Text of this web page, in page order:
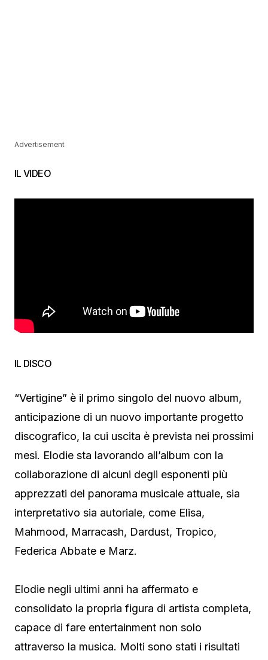
Advertisement
IL VIDEO
IL DISCO
“Vertigine” è il primo singolo del nuovo album,
anticipazione di un nuovo importante progetto
discografico, la cui uscita è prevista nei prossimi
mesi. Elodie sta lavorando all’album con la
collaborazione di alcuni degli esponenti più
apprezzati del panorama musicale attuale, sia
interpretativo sia autoriale, come Elisa,
Mahmood, Marracash, Dardust, Tropico,
Federica Abbate e Marz.
Elodie negli ultimi anni ha affermato e
consolidato la propria figura di artista completa,
capace di fare entertainment non solo
attraverso la musica. Molti sono stati i risultati